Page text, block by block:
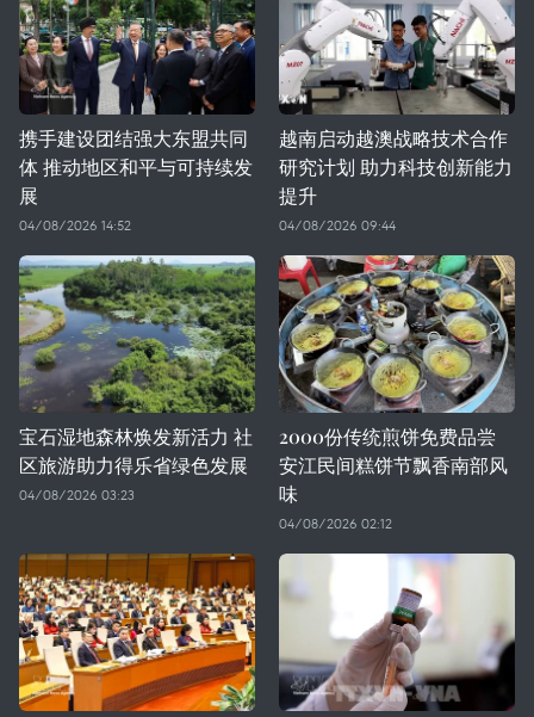
携手建设团结强大东盟共同
体 推动地区和平与可持续发
展
04/08/2026 14:52
越南启动越澳战略技术合作
研究计划 助力科技创新能力
提升
04/08/2026 09:44
宝石湿地森林焕发新活力 社
区旅游助力得乐省绿色发展
04/08/2026 03:23
2000份传统煎饼免费品尝
安江民间糕饼节飘香南部风
味
04/08/2026 02:12